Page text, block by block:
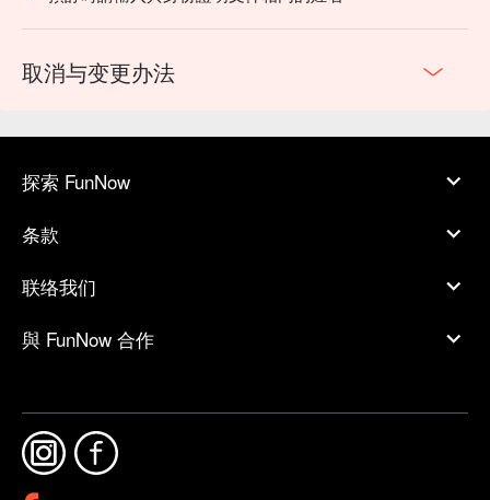
取消与变更办法
探索 FunNow
条款
联络我们
與 FunNow 合作